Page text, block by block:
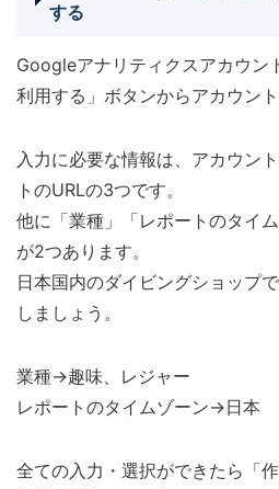
する
Googleアナリティクスアカウン
利用する」ボタンからアカウント
入力に必要な情報は、アカウン
トのURLの3つです。
他に「業種」「レポートのタイ
が2つあります。
日本国内のダイビングショップ
しましょう。
業種→趣味、レジャー
レポートのタイムゾーン→日本
全ての入力・選択ができたら「